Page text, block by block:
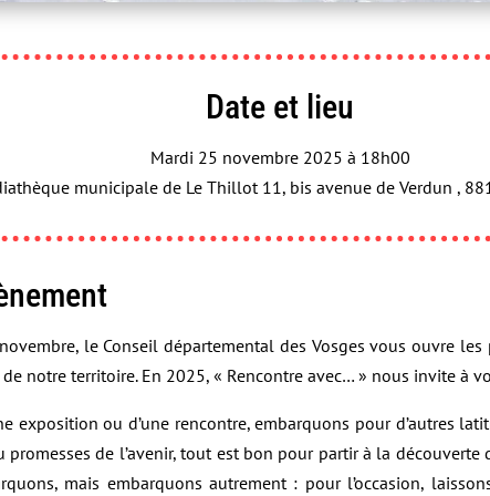
Date et lieu
Mardi 25 novembre 2025 à 18h00
municipale de Le Thillot 11, bis avenue de Verdun ,
le Conseil départemental des Vosges vous ouvre les
notre territoire. En 2025, « Rencontre avec… » nous invite à
exposition ou d’une rencontre, embarquons pour d’autres
promesses de l’avenir, tout est bon pour partir à la découverte
mais embarquons autrement : pour l’occasion,